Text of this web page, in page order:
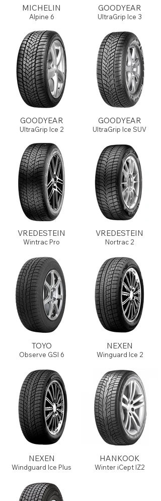
MICHELIN
Alpine 6
GOODYEAR
UltraGrip Ice 3
GOODYEAR
UltraGrip Ice 2
GOODYEAR
UltraGrip Ice SUV
VREDESTEIN
Wintrac Pro
VREDESTEIN
Nortrac 2
TOYO
Observe GSI 6
NEXEN
Winguard Ice 2
NEXEN
Windguard Ice Plus
HANKOOK
Winter iCept IZ2